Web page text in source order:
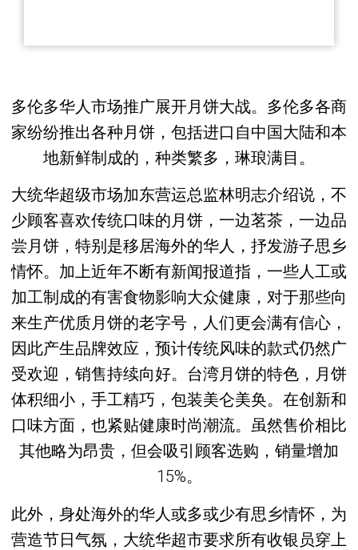
多伦多华人市场推广展开月饼大战。多伦多各商
家纷纷推出各种月饼，包括进口自中国大陆和本
地新鲜制成的，种类繁多，琳琅满目。
大统华超级市场加东营运总监林明志介绍说，不
少顾客喜欢传统口味的月饼，一边茗茶，一边品
尝月饼，特别是移居海外的华人，抒发游子思乡
情怀。加上近年不断有新闻报道指，一些人工或
加工制成的有害食物影响大众健康，对于那些向
来生产优质月饼的老字号，人们更会满有信心，
因此产生品牌效应，预计传统风味的款式仍然广
受欢迎，销售持续向好。台湾月饼的特色，月饼
体积细小，手工精巧，包装美仑美奂。在创新和
口味方面，也紧贴健康时尚潮流。虽然售价相比
其他略为昂贵，但会吸引顾客选购，销量增加
15%。
此外，身处海外的华人或多或少有思乡情怀，为
营造节日气氛，大统华超市要求所有收银员穿上